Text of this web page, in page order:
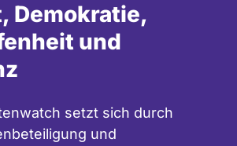
Demokratie,
und
setzt sich durch
und